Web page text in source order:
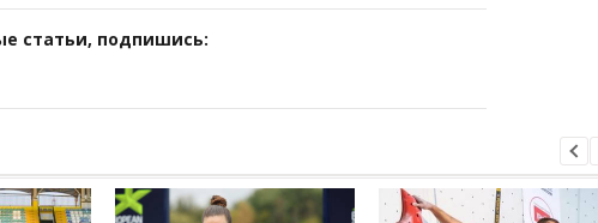
статьи, подпишись: